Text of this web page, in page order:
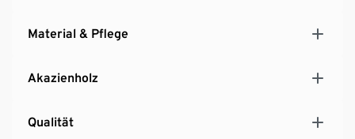
Material & Pflege
Akazienholz
Qualität